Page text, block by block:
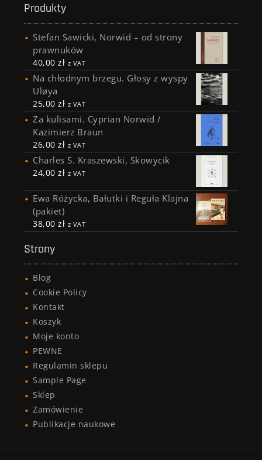
Produkty
Stefan Sawicki, Norwid – od strony
prawnuków
40,00zł z VAT
Na chłodnym brzegu. Głosy z wyspy
Uløya
25,00zł z VAT
Za kulisami. Cyprian Norwid /
Kazimierz Braun
26,00zł z VAT
Charles S. Kraszewski, Skowycik
24,00zł z VAT
Ewa Różycka, Bałutki i Reguła Klajna
(pakiet)
38,00zł z VAT
Strony
Blog
Cookie Policy
Kontakt
Koszyk
Moje konto
PEWNE
Regulamin sklepu
Sample Page
Sklep
Zamówienie
Publikacje naukowe